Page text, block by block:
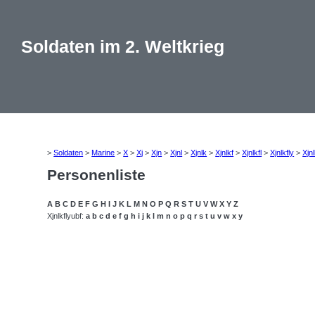
Soldaten im 2. Weltkrieg
>Soldaten >Marine >X >Xj >Xjn >Xjnl >Xjnlk >Xjnlkf >Xjnlkfl >Xjnlkfly >
Personenliste
A B C D E F G H I J K L M N O P Q R S T U V W X Y Z
Xjnlkflyubf:a b c d e f g h i j k l m n o p q r s t u v w x y